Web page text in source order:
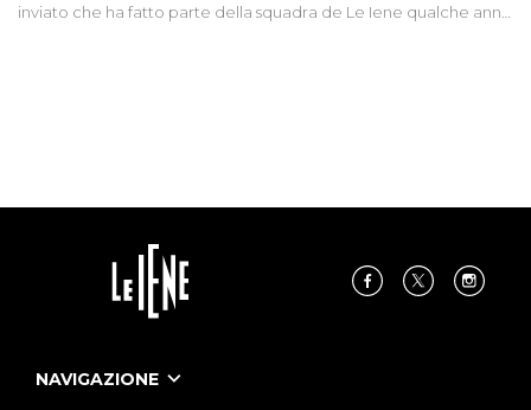
inviato che ha fatto parte della squadra de Le Iene qualche anno
NAVIGAZIONE